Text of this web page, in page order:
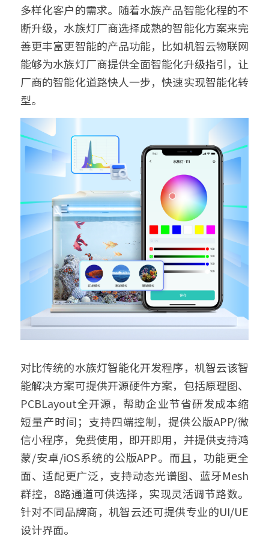
变频器智能化解决方案
无人自助设备解决方案
多样化客户的需求。随着水族产品智能化程的不
断升级，水族灯厂商选择成熟的智能化方案来完
善更丰富更智能的产品功能，比如机智云物联网
能够为水族灯厂商提供全面智能化升级指引，让
厂商的智能化道路快人一步，快速实现智能化转
型。
对比传统的水族灯智能化开发程序，机智云该智
能解决方案可提供开源硬件方案，包括原理图、
PCBLayout全开源，帮助企业节省研发成本缩
短量产时间；支持四端控制，提供公版APP/微
信小程序，免费使用，即开即用，并提供支持鸿
蒙/安卓/iOS系统的公版APP。而且，功能更全
面、适配更广泛，支持动态光谱图、蓝牙Mesh
群控，8路通道可供选择，实现灵活调节路数。
针对不同品牌商，机智云还可提供专业的UI/UE
设计界面。